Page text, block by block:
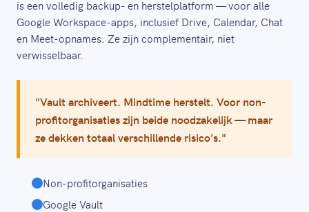
is een volledig backup- en herstelplatform — voor alle
Google Workspace-apps, inclusief Drive, Calendar, Chat
en Meet-opnames. Ze zijn complementair, niet
verwisselbaar.
"Vault archiveert. Mindtime herstelt. Voor non-
profitorganisaties zijn beide noodzakelijk — maar
ze dekken totaal verschillende risico's."
Non-profitorganisaties
Google Vault